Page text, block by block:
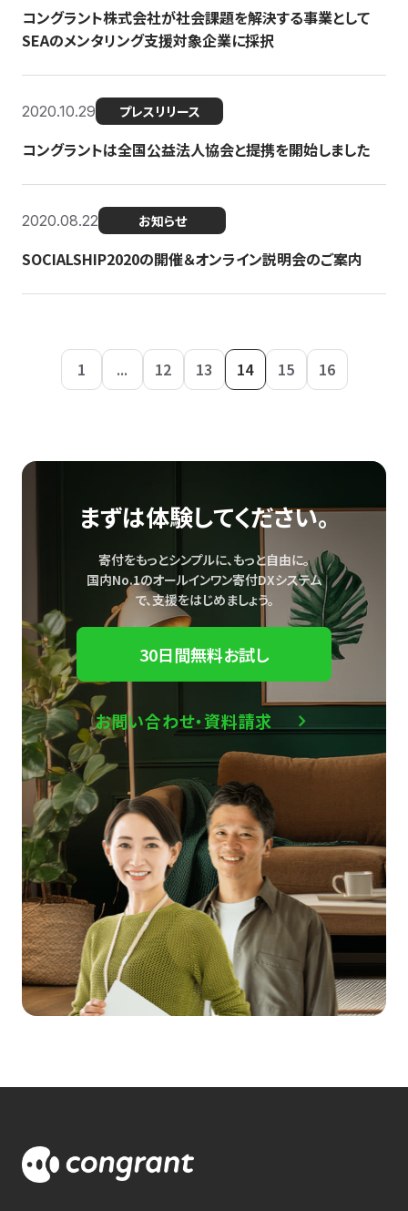
コングラント株式会社が社会課題を解決する事業として
SEAのメンタリング支援対象企業に採択
2020.10.29 プレスリリース
コングラントは全国公益法人協会と提携を開始しました
2020.08.22 お知らせ
SOCIALSHIP2020の開催＆オンライン説明会のご案内
1 ... 12 13 14 15 16
まずは体験してください。
寄付をもっとシンプルに、もっと自由に。
国内No.1のオールインワン寄付DXシステム
で、支援をはじめましょう。
30日間無料お試し
お問い合わせ・資料請求